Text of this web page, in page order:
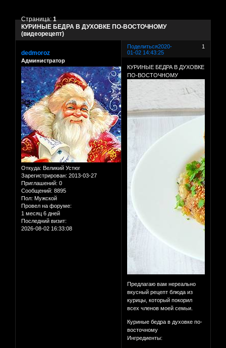
КУРИНЫЕ БЕДРА В ДУХОВКЕ ПО-ВОСТОЧНОМУ
(видеорецепт)
Страница:1
Поделиться 1
2020-
01-02 14:43:25
dedmoroz
Администратор
Откуда: Великий Устюг
Зарегистрирован: 2013-03-27
Приглашений: 0
Сообщений: 8895
Пол: Мужской
Провел на форуме:
1 месяц 6 дней
Последний визит:
2026-08-02 16:33:08
КУРИНЫЕ БЕДРА В ДУХОВКЕ
ПО-ВОСТОЧНОМУ
Предлагаю вам нереально
вкусный рецепт блюда из
курицы, который покорил
всех членов моей семьи.
Куриные бедра в духовке по-
восточному
Ингредиенты: